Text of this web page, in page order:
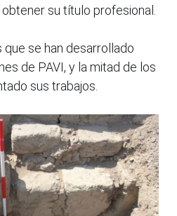
su título profesional.
se han desarrollado
de PAVI, y la mitad de los
sus trabajos.